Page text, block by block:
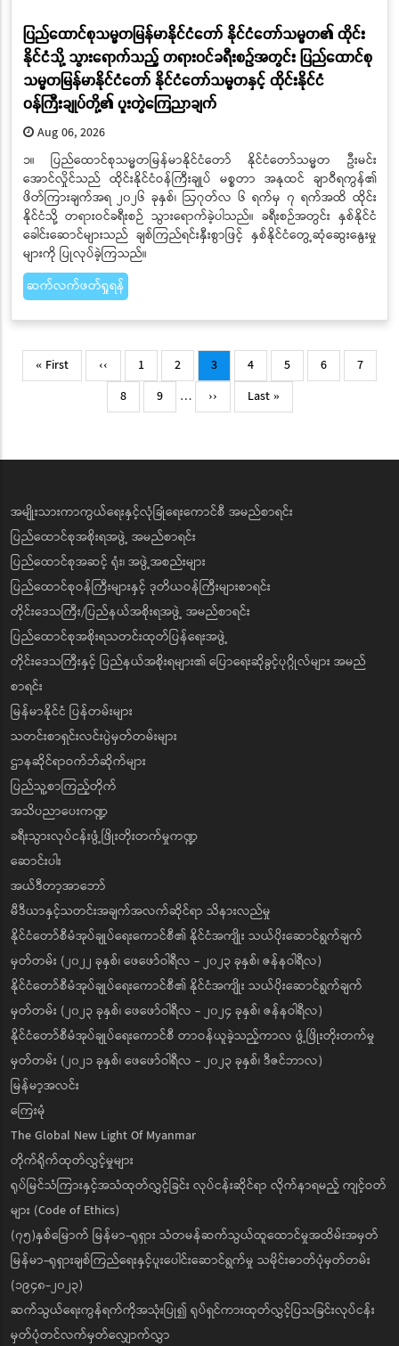
ပြည်ထောင်စုသမ္မတမြန်မာနိုင်ငံတော် နိုင်ငံတော်သမ္မတ၏ ထိုင်း
နိုင်ငံသို့ သွားရောက်သည့် တရားဝင်ခရီးစဉ်အတွင်း ပြည်ထောင်စု
သမ္မတမြန်မာနိုင်ငံတော် နိုင်ငံတော်သမ္မတနှင့် ထိုင်းနိုင်ငံ
ဝန်ကြီးချုပ်တို့၏ ပူးတွဲကြေညာချက်
Aug 06, 2026
၁။ ပြည်ထောင်စုသမ္မတမြန်မာနိုင်ငံတော် နိုင်ငံတော်သမ္မတ ဦးမင်း
အောင်လှိုင်သည် ထိုင်းနိုင်ငံဝန်ကြီးချုပ် မစ္စတာ အနုထင် ချာဝီရကွန်၏
ဖိတ်ကြားချက်အရ ၂၀၂၆ ခုနှစ်၊ ဩဂုတ်လ ၆ ရက်မှ ၇ ရက်အထိ ထိုင်း
နိုင်ငံသို့ တရားဝင်ခရီးစဉ် သွားရောက်ခဲ့ပါသည်။ ခရီးစဉ်အတွင်း နှစ်နိုင်ငံ
ခေါင်းဆောင်များသည် ချစ်ကြည်ရင်းနှီးစွာဖြင့် နှစ်နိုင်ငံတွေ့ဆုံဆွေးနွေးမှု
များကို ပြုလုပ်ခဲ့ကြသည်။
ဆက်လက်ဖတ်ရှုရန်
Pagination
First
page
« First
Previous
page
‹‹ Page
1 Page
2
Current
page
3 Page
4 Page
5 Page
6 Page
7
Page
8 Page
9 …
Next
page
››
Last
page
Last »
အမျိုးသားကာကွယ်ရေးနှင့်လုံခြုံရေးကောင်စီ အမည်စာရင်း
ပြည်ထောင်စုအစိုးရအဖွဲ့ အမည်စာရင်း
ပြည်ထောင်စုအဆင့် ရုံး၊ အဖွဲ့အစည်းများ
ပြည်ထောင်စုဝန်ကြီးများနှင့် ဒုတိယဝန်ကြီးများစာရင်း
တိုင်းဒေသကြီး/ပြည်နယ်အစိုးရအဖွဲ့ အမည်စာရင်း
ပြည်ထောင်စုအစိုးရသတင်းထုတ်ပြန်ရေးအဖွဲ့
တိုင်းဒေသကြီးနှင့် ပြည်နယ်အစိုးရများ၏ ပြောရေးဆိုခွင့်ပုဂ္ဂိုလ်များ အမည်
စာရင်း
မြန်မာနိုင်ငံ ပြန်တမ်းများ
သတင်းစာရှင်းလင်းပွဲမှတ်တမ်းများ
ဌာနဆိုင်ရာဝက်ဘ်ဆိုက်များ
ပြည်သူ့စာကြည့်တိုက်
အသိပညာပေးကဏ္ဍ
ခရီးသွားလုပ်ငန်းဖွံ့ဖြိုးတိုးတက်မှုကဏ္ဍ
ဆောင်းပါး
အယ်ဒီတာ့အာဘော်
မီဒီယာနှင့်သတင်းအချက်အလက်ဆိုင်ရာ သိနားလည်မှု
နိုင်ငံတော်စီမံအုပ်ချုပ်ရေးကောင်စီ၏ နိုင်ငံအကျိုး သယ်ပိုးဆောင်ရွက်ချက်
မှတ်တမ်း (၂၀၂၂ ခုနှစ်၊ ဖေဖော်ဝါရီလ - ၂၀၂၃ ခုနှစ်၊ ဇန်နဝါရီလ)
နိုင်ငံတော်စီမံအုပ်ချုပ်ရေးကောင်စီ၏ နိုင်ငံအကျိုး သယ်ပိုးဆောင်ရွက်ချက်
မှတ်တမ်း (၂၀၂၃ ခုနှစ်၊ ဖေဖော်ဝါရီလ - ၂၀၂၄ ခုနှစ်၊ ဇန်နဝါရီလ)
နိုင်ငံတော်စီမံအုပ်ချုပ်ရေးကောင်စီ တာဝန်ယူခဲ့သည့်ကာလ ဖွံ့ဖြိုးတိုးတက်မှု
မှတ်တမ်း (၂၀၂၁ ခုနှစ်၊ ဖေဖော်ဝါရီလ - ၂၀၂၃ ခုနှစ်၊ ဒီဇင်ဘာလ)
မြန်မာ့အလင်း
ကြေးမုံ
The Global New Light Of Myanmar
တိုက်ရိုက်ထုတ်လွှင့်မှုများ
ရုပ်မြင်သံကြားနှင့်အသံထုတ်လွှင့်ခြင်း လုပ်ငန်းဆိုင်ရာ လိုက်နာရမည့် ကျင့်ဝတ်
များ (Code of Ethics)
(၇၅)နှစ်မြောက် မြန်မာ-ရုရှား သံတမန်ဆက်သွယ်ထူထောင်မှုအထိမ်းအမှတ်
မြန်မာ-ရုရှားချစ်ကြည်ရေးနှင့်ပူးပေါင်းဆောင်ရွက်မှု သမိုင်းဓာတ်ပုံမှတ်တမ်း
(၁၉၄၈-၂၀၂၃)
ဆက်သွယ်ရေးကွန်ရက်ကိုအသုံးပြု၍ ရုပ်ရှင်ကားထုတ်လွှင့်ပြသခြင်းလုပ်ငန်း
မှတ်ပုံတင်လက်မှတ်လျှောက်လွှာ